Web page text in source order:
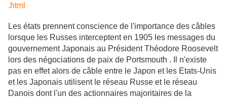
.html
Les états prennent conscience de l'importance des câbles
lorsque les Russes interceptent en 1905 les messages du
gouvernement Japonais au Président Théodore Roosevelt
lors des négociations de paix de Portsmouth . Il n'existe
pas en effet alors de câble entre le Japon et les Etats-Unis
et les Japonais utilisent le réseau Russe et le réseau
Danois dont l'un des actionnaires majoritaires de la